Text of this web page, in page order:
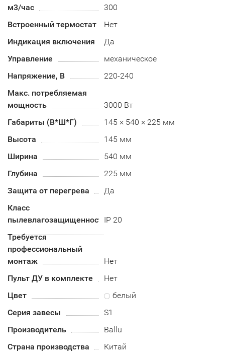
м3/час
300
Встроенный термостат
Нет
Индикация включения
Да
Управление
механическое
Напряжение, В
220-240
Макс. потребляемая
мощность
3000 Вт
Габариты (В*Ш*Г)
145 × 540 × 225 мм
Высота
145 мм
Ширина
540 мм
Глубина
225 мм
Защита от перегрева
Да
Класс
пылевлагозащищенностиIP 20
Требуется
профессиональный
монтаж
Нет
Пульт ДУ в комплекте
Нет
Цвет
белый
Серия завесы
S1
Производитель
Ballu
Страна производства
Китай